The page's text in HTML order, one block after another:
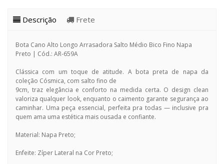
Descrição Frete
Bota Cano Alto Longo Arrasadora Salto Médio Bico Fino Napa
Preto | Cód.: AR-659A
Clássica com um toque de atitude. A bota preta de napa da
coleção Cósmica, com salto fino de
9cm, traz elegância e conforto na medida certa. O design clean
valoriza qualquer look, enquanto o caimento garante segurança ao
caminhar. Uma peça essencial, perfeita pra todas — inclusive pra
quem ama uma estética mais ousada e confiante.
Material: Napa Preto;
Enfeite: Zíper Lateral na Cor Preto;